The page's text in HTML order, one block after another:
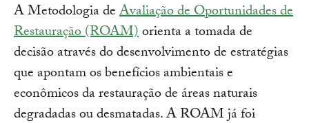
A Metodologia deAvaliação de Oportunidades de
Restauração (ROAM)orienta a tomada de
decisão através do desenvolvimento de estratégias
que apontam os benefícios ambientais e
econômicos da restauração de áreas naturais
degradadas ou desmatadas. A ROAM já foi